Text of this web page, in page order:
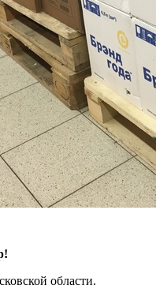
области.